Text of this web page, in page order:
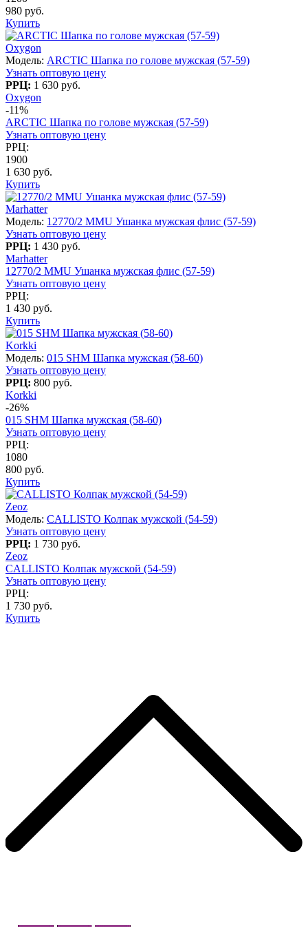
980 руб.
Купить
Oxygon
Модель: ARCTIC Шапка по голове мужская (57-59)
Узнать оптовую цену
РРЦ: 1 630 руб.
Oxygon
-11%
ARCTIC Шапка по голове мужская (57-59)
Узнать оптовую цену
РРЦ:
1900
1 630 руб.
Купить
Marhatter
Модель: 12770/2 MMU Ушанка мужская флис (57-59)
Узнать оптовую цену
РРЦ: 1 430 руб.
Marhatter
12770/2 MMU Ушанка мужская флис (57-59)
Узнать оптовую цену
РРЦ:
1 430 руб.
Купить
Korkki
Модель: 015 SHM Шапка мужская (58-60)
Узнать оптовую цену
РРЦ: 800 руб.
Korkki
-26%
015 SHM Шапка мужская (58-60)
Узнать оптовую цену
РРЦ:
1080
800 руб.
Купить
Zeoz
Модель: CALLISTO Колпак мужской (54-59)
Узнать оптовую цену
РРЦ: 1 730 руб.
Zeoz
CALLISTO Колпак мужской (54-59)
Узнать оптовую цену
РРЦ:
1 730 руб.
Купить